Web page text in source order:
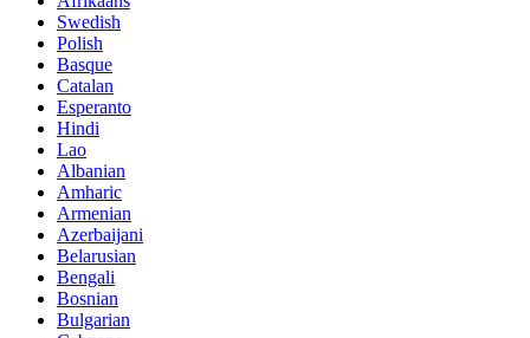
Swedish
Polish
Basque
Catalan
Esperanto
Hindi
Lao
Albanian
Amharic
Armenian
Azerbaijani
Belarusian
Bengali
Bosnian
Bulgarian